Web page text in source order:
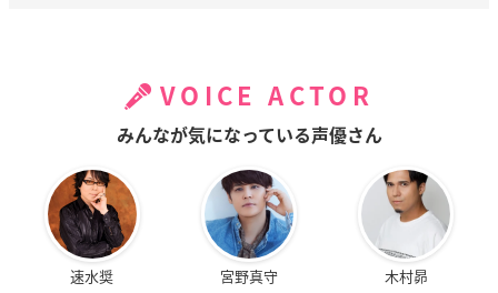
VOICE ACTOR
みんなが気になっている声優さん
速水奨 宮野真守 木村昴